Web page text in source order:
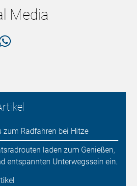
Media
zum Radfahren bei Hitze
laden zum Genießen,
entspannten Unterwegssein ein.